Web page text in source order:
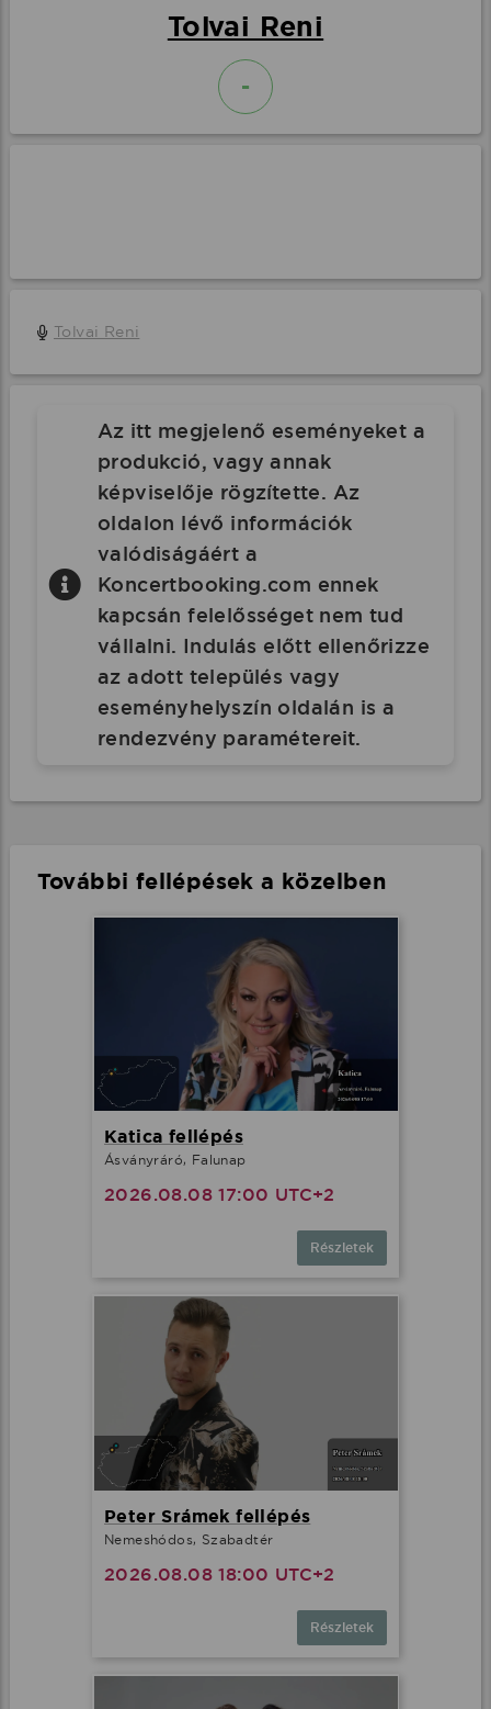
Tolvai Reni
-
Tolvai Reni
Az itt megjelenő eseményeket a
produkció, vagy annak
képviselője rögzítette. Az
oldalon lévő információk
valódiságáért a
Koncertbooking.com ennek
kapcsán felelősséget nem tud
vállalni. Indulás előtt ellenőrizze
az adott település vagy
eseményhelyszín oldalán is a
rendezvény paramétereit.
További fellépések a közelben
Katica fellépés
Ásványráró, Falunap
2026.08.08 17:00 UTC+2
Részletek
Peter Srámek fellépés
Nemeshódos, Szabadtér
2026.08.08 18:00 UTC+2
Részletek